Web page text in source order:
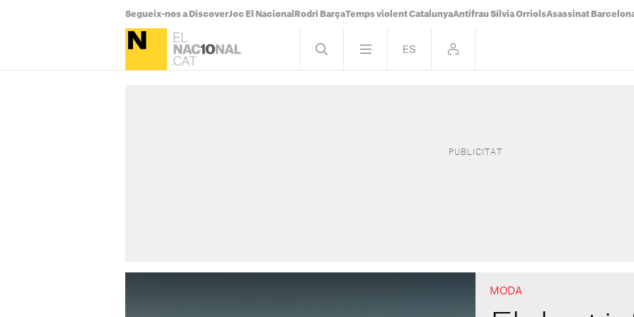
Segueix-nos a DiscoverJoc El Nacional Rodri BarçaTemps violent CatalunyaAntifrau Sílvia OrriolsAsassinat
MODA